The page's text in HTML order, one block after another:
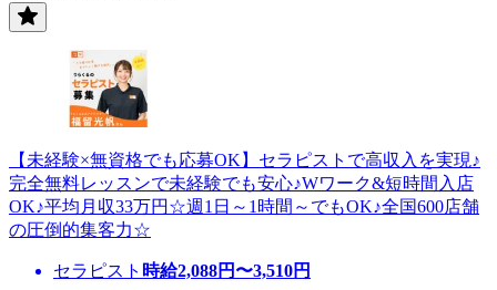
【未経験×無資格でも応募OK】セラピストで高収入を実現♪
完全無料レッスンで未経験でも安心♪Wワーク&短時間入店
OK♪平均月収33万円☆週1日～1時間～でもOK♪全国600店舗
の圧倒的集客力☆
セラピスト 時給2,088円〜3,510円